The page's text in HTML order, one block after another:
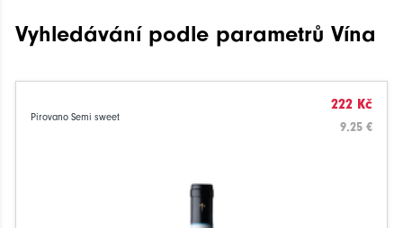
Vyhledávání podle parametrů Vína
Pirovano Semi sweet
222 Kč
9.25 €